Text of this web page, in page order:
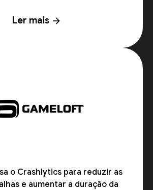
Ler mais arrow_forward
o Crashlytics para reduzir as
e aumentar a duração da